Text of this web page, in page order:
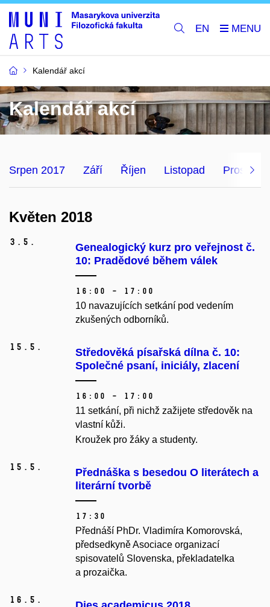
EN
Kalendář akcí
Kalendář akcí
Srpen 2017 Září Říjen Listopad Prosinec
Květen 2018
3. 5.
Genealogický kurz pro veřejnost č.
10: Pradědové během válek
16:00 – 17:00
10 navazujících setkání pod vedením
zkušených odborníků.
15. 5.
Středověká písařská dílna č. 10:
Společné psaní, iniciály, zlacení
16:00 – 17:00
11 setkání, při nichž zažijete středověk na
vlastní kůži.
Kroužek pro žáky a studenty.
15. 5.
Přednáška s besedou O literátech a
literární tvorbě
17:30
Přednáší PhDr. Vladimíra Komorovská,
předsedkyně Asociace organizací
spisovatelů Slovenska, překladatelka
a prozaička.
16. 5.